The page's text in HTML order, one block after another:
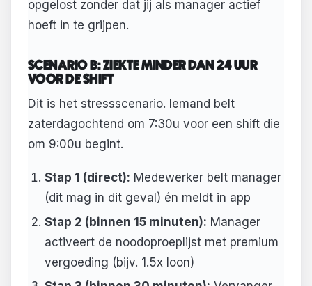
opgelost zonder dat jij als manager actief
hoeft in te grijpen.
SCENARIO B: ZIEKTE MINDER DAN 24 UUR
VOOR DE SHIFT
Dit is het stressscenario. Iemand belt
zaterdagochtend om 7:30u voor een shift die
om 9:00u begint.
Stap 1 (direct): Medewerker belt manager
(dit mag in dit geval) én meldt in app
Stap 2 (binnen 15 minuten): Manager
activeert de noodoproeplijst met premium
vergoeding (bijv. 1.5x loon)